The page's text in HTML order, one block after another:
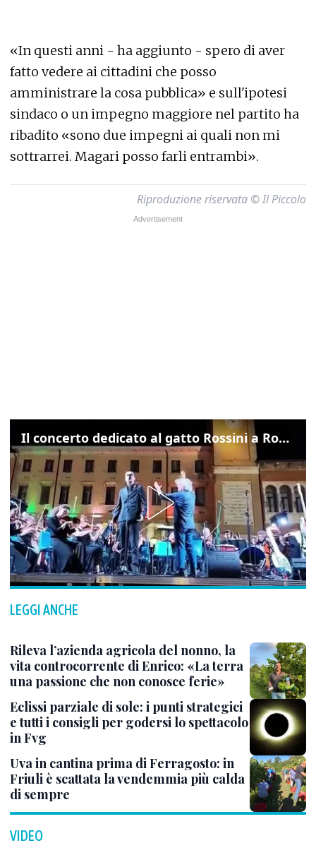
«In questi anni - ha aggiunto - spero di aver
fatto vedere ai cittadini che posso
amministrare la cosa pubblica» e sull'ipotesi
sindaco o un impegno maggiore nel partito ha
ribadito «sono due impegni ai quali non mi
sottrarrei. Magari posso farli entrambi».
Riproduzione riservata © Il Piccolo
Il concerto dedicato al gatto Rossini a Rovigo: ecco un estratto
LEGGI ANCHE
Rileva l’azienda agricola del nonno, la
vita controcorrente di Enrico: «La terra
una passione che non conosce ferie»
Eclissi parziale di sole: i punti strategici
e tutti i consigli per godersi lo spettacolo
in Fvg
Uva in cantina prima di Ferragosto: in
Friuli è scattata la vendemmia più calda
di sempre
VIDEO